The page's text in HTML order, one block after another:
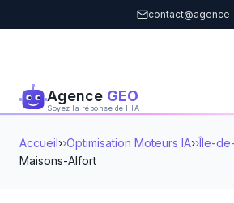
Agence GEO
Soyez la réponse de l'IA
Accueil› Optimisation Moteurs IA› Île-
Maisons-Alfort